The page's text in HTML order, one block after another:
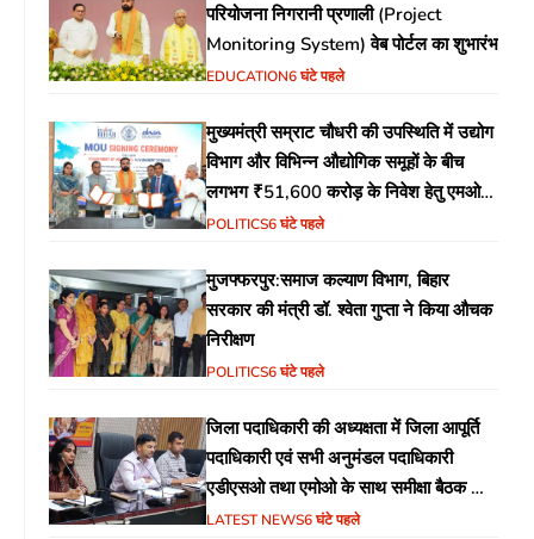
परियोजना निगरानी प्रणाली (Project
Monitoring System) वेब पोर्टल का शुभारंभ
EDUCATION6 घंटे पहले
मुख्यमंत्री सम्राट चौधरी की उपस्थिति में उद्योग
विभाग और विभिन्न औद्योगिक समूहों के बीच
लगभग ₹51,600 करोड़ के निवेश हेतु एमओयू
(MoU) पर हस्ताक्षर
POLITICS6 घंटे पहले
मुजफ्फरपुर:समाज कल्याण विभाग, बिहार
सरकार की मंत्री डॉ. श्वेता गुप्ता ने किया औचक
निरीक्षण
POLITICS6 घंटे पहले
जिला पदाधिकारी की अध्यक्षता में जिला आपूर्ति
पदाधिकारी एवं सभी अनुमंडल पदाधिकारी
एडीएसओ तथा एमोओ के साथ समीक्षा बैठक का
आयोजन
LATEST NEWS6 घंटे पहले